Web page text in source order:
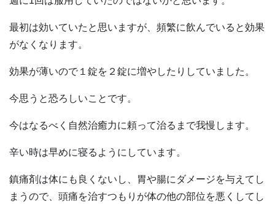
最初は効いていたと思いますが、頻繁に飲んでいると効果
がなくなります。
効果が薄いので１錠を２錠に増やしたりしていました。
今思うと恐ろしいことです。
今はなるべく自然治癒力に頼って治るまで我慢します。
辛い時は早めに寝るようにしています。
鎮痛剤は体にも良くないし、胃や腸にダメージを与えてし
まうので、頭痛を治すつもりが体の他の部位を悪くしてし